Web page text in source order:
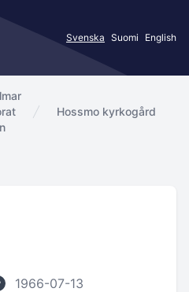
Svenska Suomi English
Hossmo kyrkogård
1966-07-13